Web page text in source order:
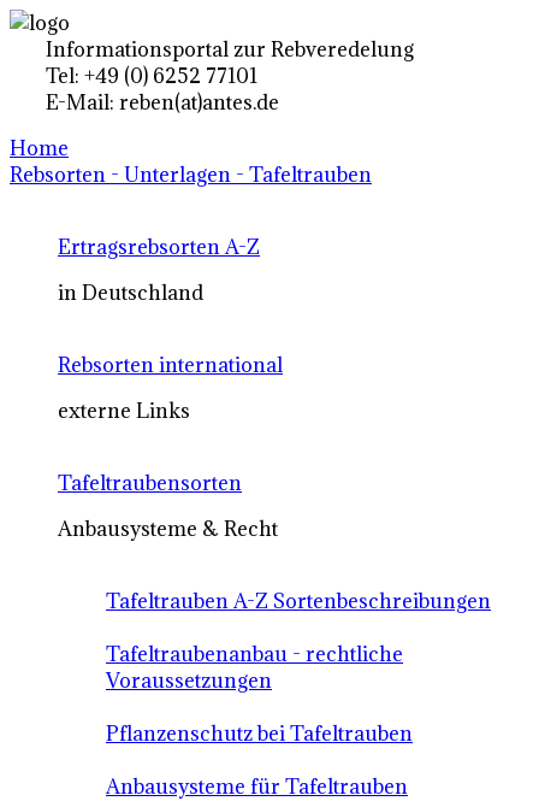
Informationsportal zur Rebveredelung
Tel: +49 (0) 6252 77101
E-Mail: reben(at)antes.de
Home
Rebsorten - Unterlagen - Tafeltrauben
Ertragsrebsorten A-Z
in Deutschland
Rebsorten international
externe Links
Tafeltraubensorten
Anbausysteme & Recht
Tafeltrauben A-Z Sortenbeschreibungen
Tafeltraubenanbau - rechtliche
Voraussetzungen
Pflanzenschutz bei Tafeltrauben
Anbausysteme für Tafeltrauben